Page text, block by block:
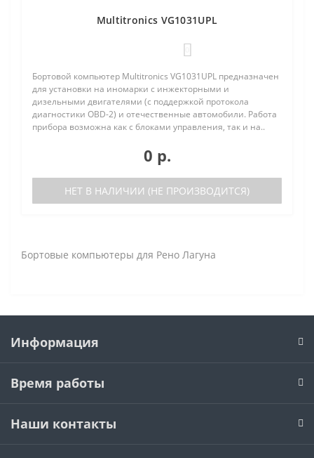
Multitronics VG1031UPL
Бортовой компьютер Multitronics VG1031UPL предназначен
для установки на иномарки с инжекторными и
дизельными двигателями (с поддержкой протокола
диагностики OBD-2) и отечественные автомобили. Работа
прибора возможна как с блоками управления, так и на..
0 р.
НЕТ В НАЛИЧИИ (НЕ ПРОИЗВОДИТСЯ)
Бортовые компьютеры для Рено Лагуна
Информация
Время работы
Наши контакты